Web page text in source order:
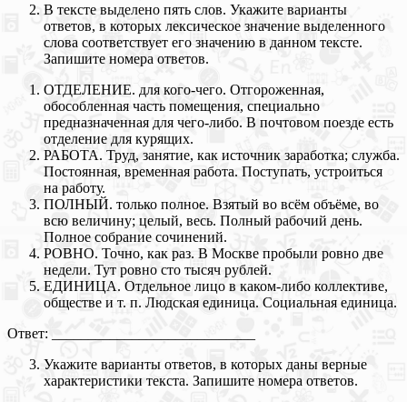
В тексте выделено пять слов. Укажите варианты
ответов, в которых лексическое значение выделенного
слова соответствует его значению в данном тексте.
Запишите номера ответов.
ОТДЕЛЕНИЕ. для кого-чего. Отгороженная,
обособленная часть помещения, специально
предназначенная для чего-либо. В почтовом поезде есть
отделение для курящих.
РАБОТА. Труд, занятие, как источник заработка; служба.
Постоянная, временная работа. Поступать, устроиться
на работу.
ПОЛНЫЙ. только полное. Взятый во всём объёме, во
всю величину; целый, весь. Полный рабочий день.
Полное собрание сочинений.
РОВНО. Точно, как раз. В Москве пробыли ровно две
недели. Тут ровно сто тысяч рублей.
ЕДИНИЦА. Отдельное лицо в каком-либо коллективе,
обществе и т. п. Людская единица. Социальная единица.
Ответ: ____________________________
Укажите варианты ответов, в которых даны верные
характеристики текста. Запишите номера ответов.